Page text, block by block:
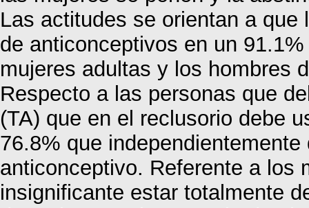
Las actitudes se orientan a
de anticonceptivos en un
mujeres adultas y los hombres
Respecto a las personas que
(TA) que en el reclusorio debe
76.8% que
anticonceptivo. Referente a los
insignificante estar totalmente